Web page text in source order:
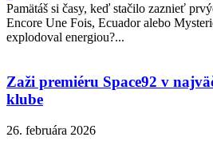
Pamätáš si časy, keď stačilo zaznieť
Encore Une Fois, Ecuador alebo
explodoval energiou?...
Zaži premiéru Space92 v
klube
26. februára 2026